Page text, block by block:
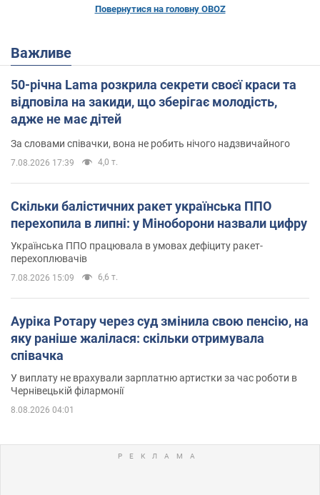
Повернутися на головну OBOZ
Важливе
50-річна Lama розкрила секрети своєї краси та
відповіла на закиди, що зберігає молодість,
адже не має дітей
За словами співачки, вона не робить нічого надзвичайного
7.08.2026 17:39 4,0 т.
Скільки балістичних ракет українська ППО
перехопила в липні: у Міноборони назвали цифру
Українська ППО працювала в умовах дефіциту ракет-
перехоплювачів
7.08.2026 15:09 6,6 т.
Ауріка Ротару через суд змінила свою пенсію, на
яку раніше жалілася: скільки отримувала
співачка
У виплату не врахували зарплатню артистки за час роботи в
Чернівецькій філармонії
8.08.2026 04:01